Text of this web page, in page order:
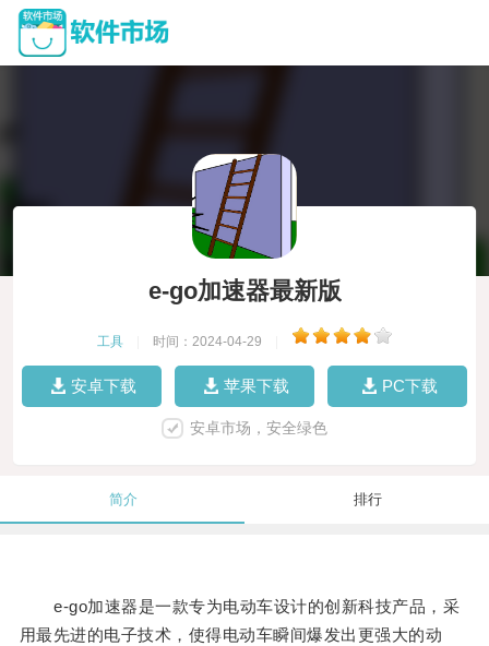
e-go加速器最新版
工具 时间：2024-04-29
安卓下载 苹果下载 PC下载
安卓市场，安全绿色
简介 排行
e-go加速器是一款专为电动车设计的创新科技产品，采
用最先进的电子技术，使得电动车瞬间爆发出更强大的动